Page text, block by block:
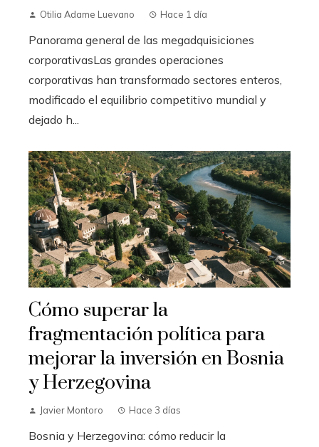
Otilia Adame Luevano Hace 1 día
Panorama general de las megadquisiciones
corporativasLas grandes operaciones
corporativas han transformado sectores enteros,
modificado el equilibrio competitivo mundial y
dejado h...
Cómo superar la
fragmentación política para
mejorar la inversión en Bosnia
y Herzegovina
Javier Montoro Hace 3 días
Bosnia y Herzegovina: cómo reducir la